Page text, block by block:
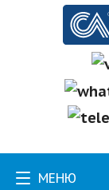
МЕНЮ